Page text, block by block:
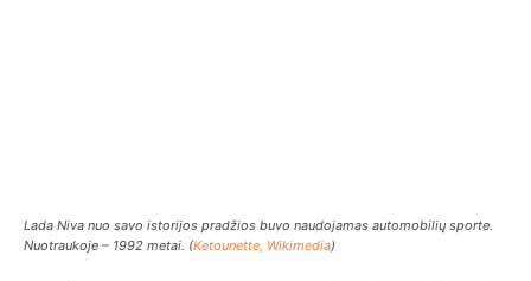
Lada Niva nuo savo istorijos pradžios buvo naudojamas automobilių sporte.
Nuotraukoje – 1992 metai. (Ketounette, Wikimedia)